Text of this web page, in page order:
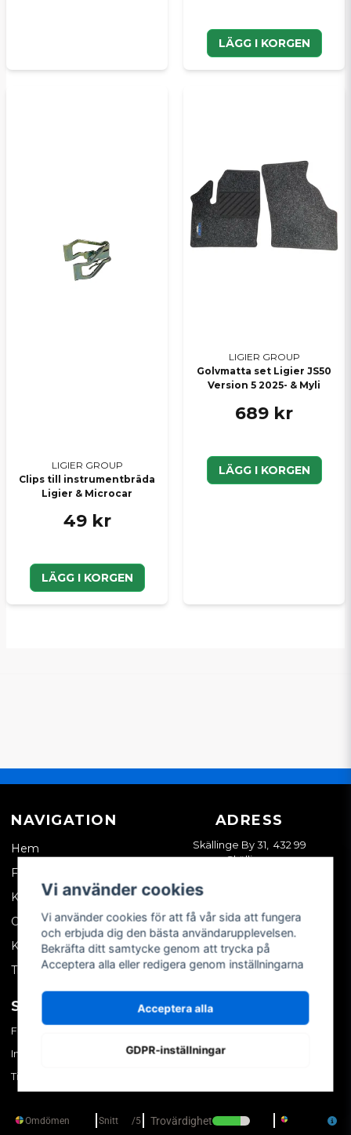
LÄGG I KORGEN
LIGIER GROUP
Clips till instrumentbräda
Ligier & Microcar
49 kr
LÄGG I KORGEN
LIGIER GROUP
Golvmatta set Ligier JS50
Version 5 2025- & Myli
689 kr
LÄGG I KORGEN
NAVIGATION
Hem
Företagskund
Kontakta oss
Om oss
Köpvillkor
Tips & trix
ADRESS
Skällinge By 31, 432 99
Skällinge
SOCIALA MEDIER
Facebook
Instagram
TikTok
MITT KONTO
Skapa konto
Vi använder cookies
Vi använder cookies för att få vår sida att fungera
och erbjuda dig den bästa användarupplevelsen.
Bekräfta ditt samtycke genom att trycka på
Acceptera alla eller redigera genom inställningarna
Acceptera alla
GDPR-inställningar